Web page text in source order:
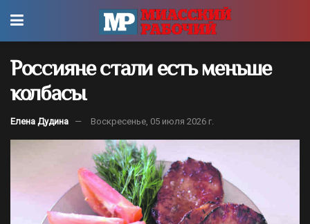
Россияне стали есть меньше
колбасы
Елена Дудина Воскресенье, 05 июля 2026 г.